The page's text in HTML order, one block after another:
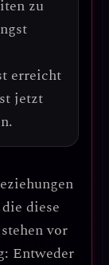
zu
erreicht
jetzt
diese
vor
Entweder